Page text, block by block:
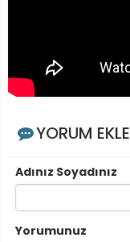
YORUM EKLE
Adınız Soyadınız
Yorumunuz